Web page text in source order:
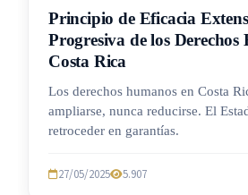
Principio de Eficacia
Progresiva de los Derechos
Costa Rica
Los derechos humanos en Costa
ampliarse, nunca reducirse. El
retroceder en garantías.
27/05/2025 5.907